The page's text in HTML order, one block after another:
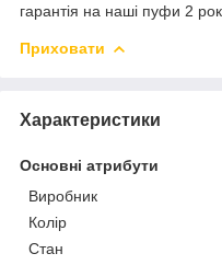
гарантія на наші пуфи 2
Приховати
Характеристики
Основні атрибути
Виробник
Колір
Стан